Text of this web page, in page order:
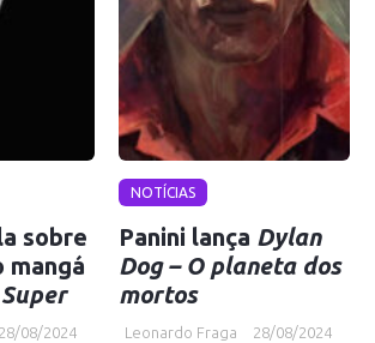
sobre
mangá
28/08/2024
NOTÍCIAS
Panini lança Dylan
Dog – O planeta dos
mortos
Leonardo Fraga 28/08/2024